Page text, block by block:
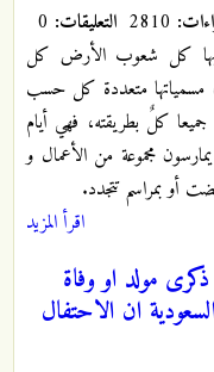
التعليقات:
بها كل شعوب الأرض كل
مسمياتها متعددة كل حسب
كلٌ بطريقته، فهي أيام
مجموعة من الأعمال و
أو بمراسم تتجدد.
اقرأ المزيد
مولد او وفاة
ان الاحتفال